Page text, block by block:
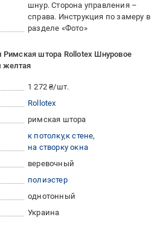
шнур. Сторона управления –
справа. Инструкция по замеру в
разделе «Фото»
Римская штора Rollotex Шнуровое
желтая
1 272 ₴/шт.
Rollotex
римская штора
к потолку к стене
на створку окна
веревочный
полиэстер
однотонный
Украина